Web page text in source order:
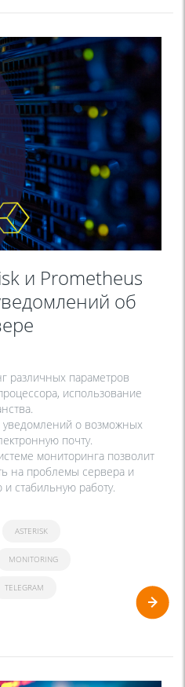
и Prometheus
об
различных параметров
использование
уведомлений о возможных
почту.
мониторинга позволит
на проблемы сервера и
стабильную работу.
ASTERISK
MONITORING
TELEGRAM